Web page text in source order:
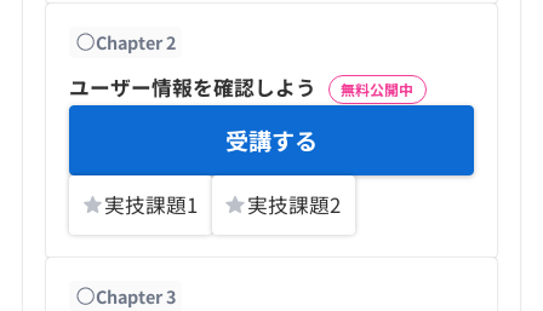
Chapter2
ユーザー情報を確認しよう 無料公開中
受講する
実技課題1 実技課題2
Chapter3